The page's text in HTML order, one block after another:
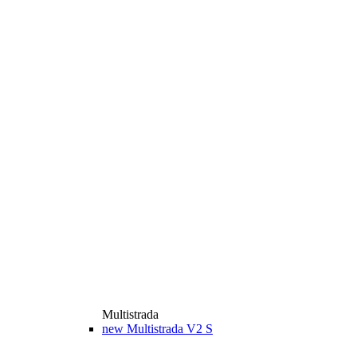
Multistrada
new Multistrada V2 S